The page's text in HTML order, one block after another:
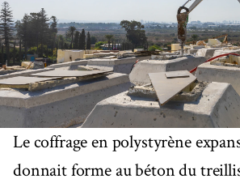
Le coffrage en polystyrène
donnait forme au béton du